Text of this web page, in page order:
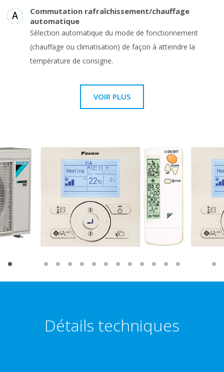
Commutation rafraîchissement/chauffage
automatique
Sélection automatique du mode de fonctionnement
(chauffage ou climatisation) de façon à atteindre la
température de consigne.
VOIR PLUS
Détails techniques